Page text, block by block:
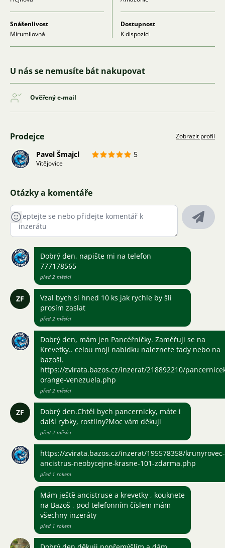
Snášenlivost
Mírumilovná
Dostupnost
K dispozici
U nás se nemusíte bát nakupovat
Ověřený e-mail
Prodejce Zobrazit profil
Pavel Šmajcl 5
Vitějovice
Otázky a komentáře
Dobrý den, napište mi na telefon
777178565
před 2 měsíci
ZF
Vzal bych si hned 10 ks jak rychle by šli
prosím zaslat
před 2 měsíci
Dobrý den, mám jen Pancéřníčky. Zaměřuji se na
Krevetky.. celou mojí nabídku naleznete tady nebo na
bazoši.
https://zvirata.bazos.cz/inzerat/218892210/
orange-venezuela.php
před 2 měsíci
ZF
Dobrý den.Chtěl bych pancernicky, máte i
další rybky, rostliny?Moc vám děkuji
před 2 měsíci
https://zvirata.bazos.cz/inzerat/195578358/krunyrovec-
ancistrus-neobycejne-krasne-101-zdarma.php
před 1 rokem
Mám ještě ancistruse a krevetky , kouknete
na Bazoš , pod telefonním číslem mám
všechny inzeráty
před 1 rokem